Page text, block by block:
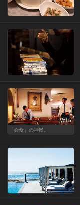
Vol.5
「会食」の神髄。